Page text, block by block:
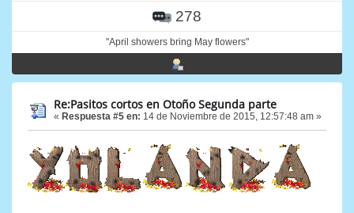
278
"April showers bring May flowers"
Re:Pasitos cortos en Otoño Segunda parte
« Respuesta #5 en: 14 de Noviembre de 2015, 12:57:48 am »